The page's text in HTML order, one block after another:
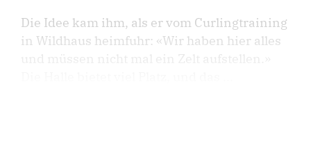
Die Idee kam ihm, als er vom Curlingtraining
in Wildhaus heimfuhr: «Wir haben hier alles